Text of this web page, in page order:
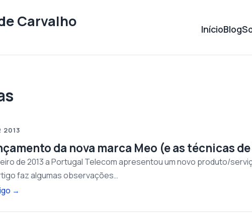
Carvalho InícioBlog
2013
da nova marca Meo (e as técnicas
de 2013 a Portugal Telecom apresentou um novo produto/
faz algumas observações…
→